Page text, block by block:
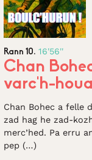
Rann 10. 16'56''
Chan
varc’h-
Chan Bohec a felle
zad hag he zad-
merc’hed. Pa erru
pep (…)